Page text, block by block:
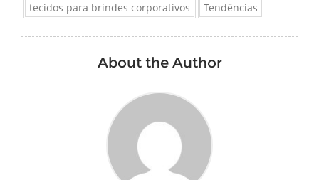
tecidos para brindes corporativos
Tendências
About the Author